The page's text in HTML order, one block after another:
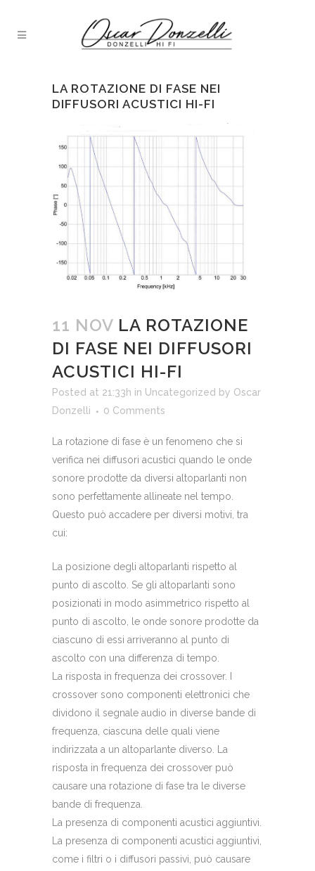
LA ROTAZIONE DI FASE NEI
DIFFUSORI ACUSTICI HI-FI
11 NOV LA ROTAZIONE
DI FASE NEI DIFFUSORI
ACUSTICI HI-FI
Posted at 21:33h in Uncategorized by Oscar
Donzelli
0 Comments
La rotazione di fase è un fenomeno che si
verifica nei diffusori acustici quando le onde
sonore prodotte da diversi altoparlanti non
sono perfettamente allineate nel tempo.
Questo può accadere per diversi motivi, tra
cui:
La posizione degli altoparlanti rispetto al
punto di ascolto. Se gli altoparlanti sono
posizionati in modo asimmetrico rispetto al
punto di ascolto, le onde sonore prodotte da
ciascuno di essi arriveranno al punto di
ascolto con una differenza di tempo.
La risposta in frequenza dei crossover. I
crossover sono componenti elettronici che
dividono il segnale audio in diverse bande di
frequenza, ciascuna delle quali viene
indirizzata a un altoparlante diverso. La
risposta in frequenza dei crossover può
causare una rotazione di fase tra le diverse
bande di frequenza.
La presenza di componenti acustici aggiuntivi.
La presenza di componenti acustici aggiuntivi,
come i filtri o i diffusori passivi, può causare